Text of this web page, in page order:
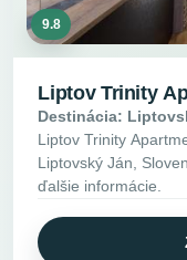
9.8
Liptov Trinity
Destinácia:
Liptov Trinity
Liptovský Ján,
ďalšie informácie.